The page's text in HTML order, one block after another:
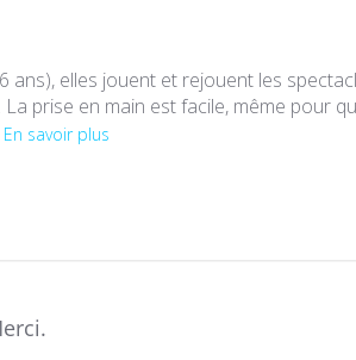
ans), elles jouent et rejouent les
prise en main est facile, même pour
En savoir plus